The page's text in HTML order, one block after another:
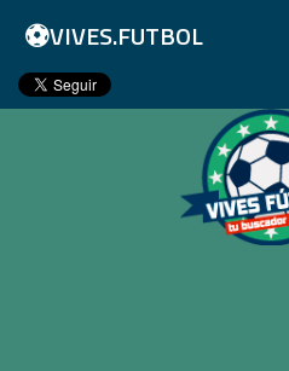
⚽VIVES.FUTBOL
Inicio